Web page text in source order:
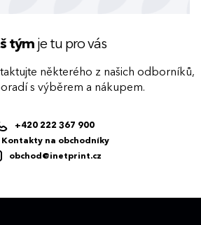
týmje tu pro vás
některého z našich odborníků,
s výběrem a nákupem.
+420 222 367 900
Kontakty na obchodníky
obchod@inetprint.cz